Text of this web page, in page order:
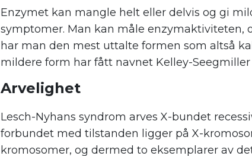
Enzymet kan mangle helt eller delvis og gi
symptomer. Man kan måle enzymaktiviteten,
har man den mest uttalte formen som altså
mildere form har fått navnet Kelley-
Arvelighet
Lesch-Nyhans syndrom arves X-bundet
forbundet med tilstanden ligger på X-
kromosomer, og dermed to eksemplarer av